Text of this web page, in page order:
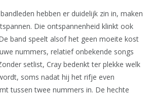
hebben er duidelijk zin in, maken
Die ontspannenheid klinkt ook
band speelt alsof het geen moeite kost
nummers, relatief onbekende songs
setlist, Cray bedenkt ter plekke welk
soms nadat hij het rifje even
tussen twee nummers in. De hechte